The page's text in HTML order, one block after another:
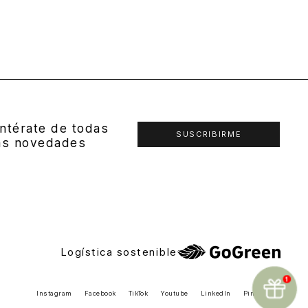
de todas
novedades
SUSCRIBIRME
Logística sostenible
Instagram Facebook TikTok Youtube LinkedIn Pinterest